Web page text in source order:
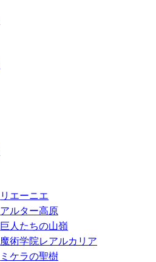
リエーニエ
アルター高原
巨人たちの山嶺
魔術学院レアルカリア
ミケラの聖樹